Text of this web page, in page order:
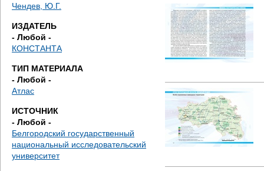
д
е
ь
Чендев, Ю.Г.
ИЗДАТЕЛЬ
- Любой -
КОНСТАНТА
ТИП МАТЕРИАЛА
- Любой -
Атлас
ИСТОЧНИК
- Любой -
Белгородский государственный
национальный исследовательский
университет